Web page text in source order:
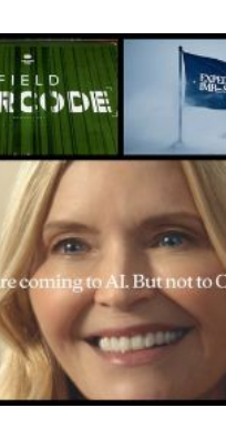
PRODOTTI
PUNTI
STRATEGIE
CINEMA
DIGITALE
EDITORIA